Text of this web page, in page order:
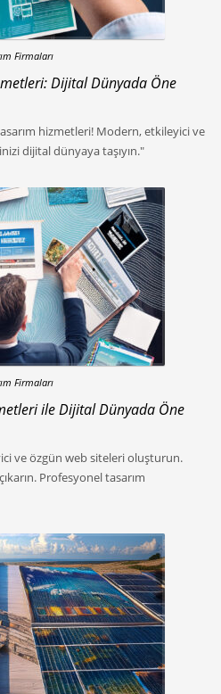
Firmaları
Dijital Dünyada Öne
hizmetleri! Modern, etkileyici ve
dijital dünyaya taşıyın."
Firmaları
ile Dijital Dünyada Öne
ve özgün web siteleri oluşturun.
Profesyonel tasarım